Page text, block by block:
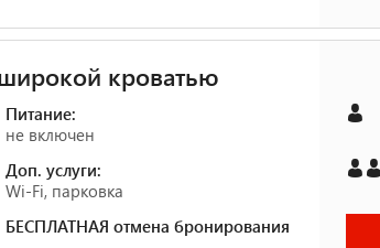
кроватью
Питание:
не включен
Доп. услуги:
Wi-Fi, парковка
БЕСПЛАТНАЯ отмена бронирования